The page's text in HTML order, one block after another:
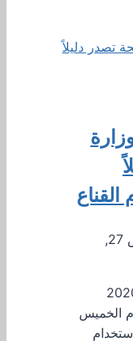
أغسطس 27,
النشر: 27 / 08 /2020
الخميس